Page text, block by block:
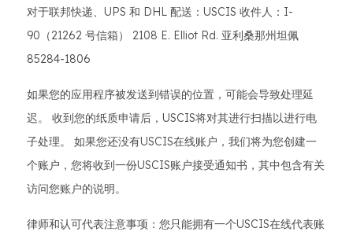
对于联邦快递、UPS 和 DHL 配送：USCIS 收件人：I-
90（21262 号信箱） 2108 E. Elliot Rd. 亚利桑那州坦佩
85284-1806
如果您的应用程序被发送到错误的位置，可能会导致处理延
迟。 收到您的纸质申请后，USCIS将对其进行扫描以进行电
子处理。 如果您还没有USCIS在线账户，我们将为您创建一
个账户，您将收到一份USCIS账户接受通知书，其中包含有关
访问您账户的说明。
律师和认可代表注意事项：您只能拥有一个USCIS在线代表账